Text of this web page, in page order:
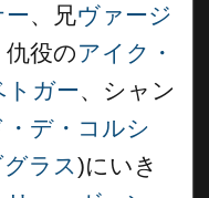
ー、兄ヴァージ
役のアイク・
トガー、シャン
デ・コルシ
ラス)にいき